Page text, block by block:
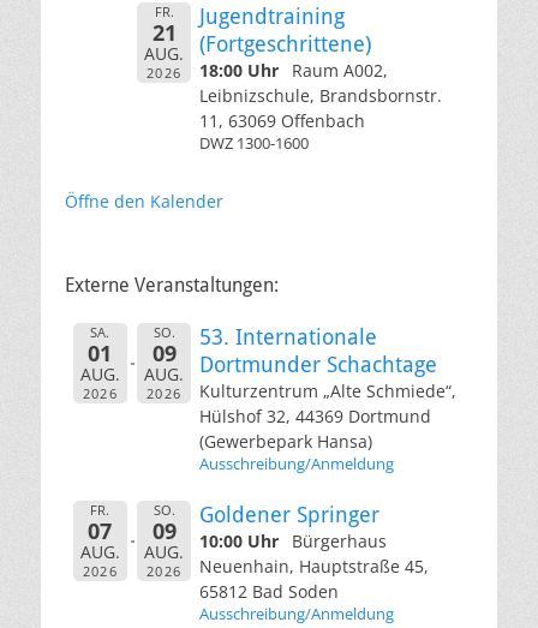
FR.
21
AUG.
2026
Jugendtraining
(Fortgeschrittene)
18:00 Uhr
Raum A002,
Leibnizschule, Brandsbornstr.
11, 63069 Offenbach
DWZ 1300-1600
Öffne den Kalender
Externe Veranstaltungen:
SA.
01
AUG.
2026
SO.
09
AUG.
2026
53. Internationale
Dortmunder Schachtage
Kulturzentrum „Alte Schmiede“,
Hülshof 32, 44369 Dortmund
(Gewerbepark Hansa)
Ausschreibung/Anmeldung
FR.
07
AUG.
2026
SO.
09
AUG.
2026
Goldener Springer
10:00 Uhr
Bürgerhaus
Neuenhain, Hauptstraße 45,
65812 Bad Soden
Ausschreibung/Anmeldung